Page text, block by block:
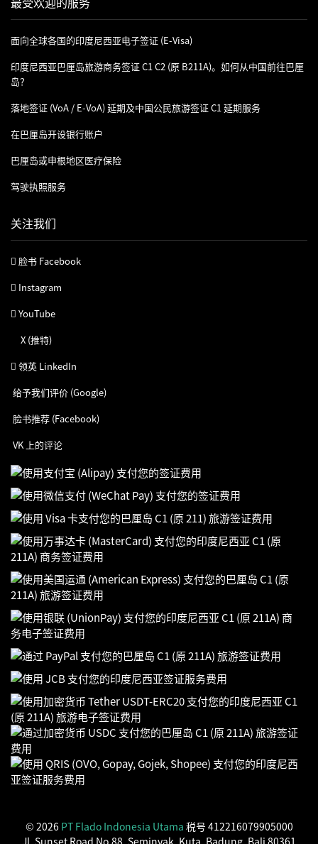
面向全球各国的印度尼西亚电子签证 (e-Visa)
印度尼西亚巴厘岛旅游商务签证 C1 C2 (原 B211A)。如何从中国前往巴厘
岛？
落地签证 (VoA / E-VoA) 延期及中国公民旅游签证 C1 延期服务
在巴厘岛开设银行账户
巴厘岛或申根地区医疗保险
驾驶执照服务
关注我们
脸书 Facebook
Instagram
YouTube
X (推特)
领英 LinkedIn
给予我们评价 (Google)
脸书推荐 (Facebook)
VK 上的评论
© 2026 PT Flado Indonesia Utama 税号 412216079905000
Jl. Sunset Road No.88, Seminyak, Kuta, Badung, Bali 80361